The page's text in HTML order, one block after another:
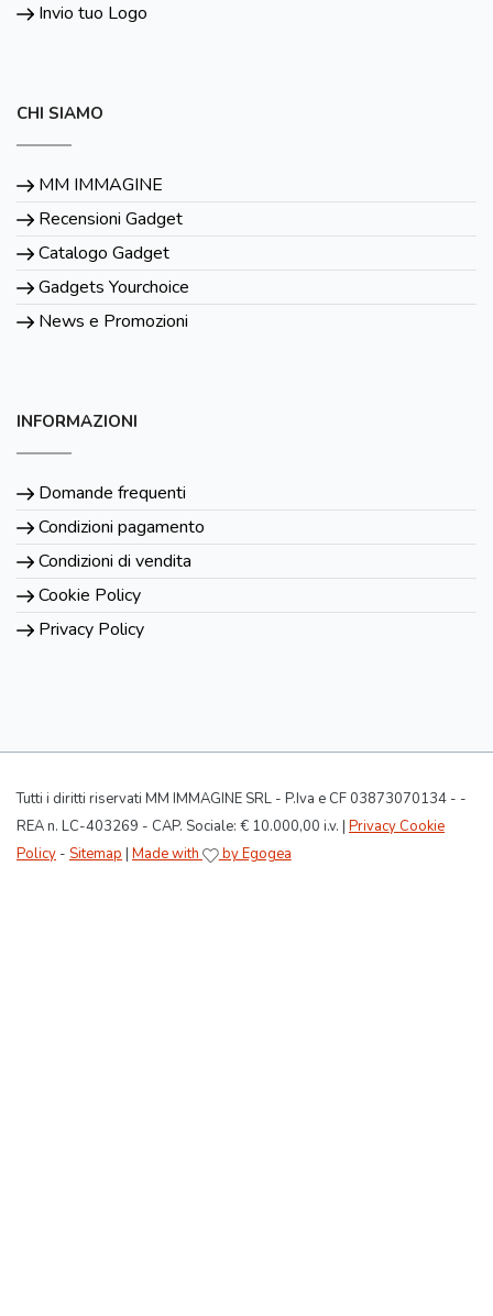
Invio tuo Logo
CHI SIAMO
MM IMMAGINE
Recensioni Gadget
Catalogo Gadget
Gadgets Yourchoice
News e Promozioni
INFORMAZIONI
Domande frequenti
Condizioni pagamento
Condizioni di vendita
Cookie Policy
Privacy Policy
Tutti i diritti riservati MM IMMAGINE SRL - P.Iva e CF 03873070134 - -
REA n. LC-403269 - CAP. Sociale: € 10.000,00 i.v. | Privacy Cookie
Policy - Sitemap Made with by Egogea